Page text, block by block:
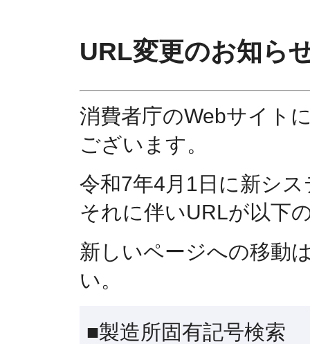
URL変更のお知ら
消費者庁のWebサイト
ございます。
令和7年4月1日に新シ
それに伴いURLが以下
新しいページへの移動
い。
■製造所固有記号検索